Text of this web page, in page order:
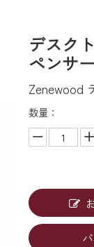
デスク
ペンサー
Zenewood
数量：